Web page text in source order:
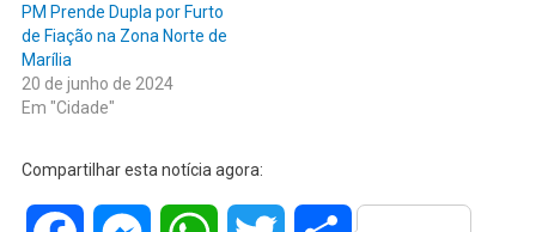
PM Prende Dupla por Furto
de Fiação na Zona Norte de
Marília
20 de junho de 2024
Em "Cidade"
Compartilhar esta notícia agora: